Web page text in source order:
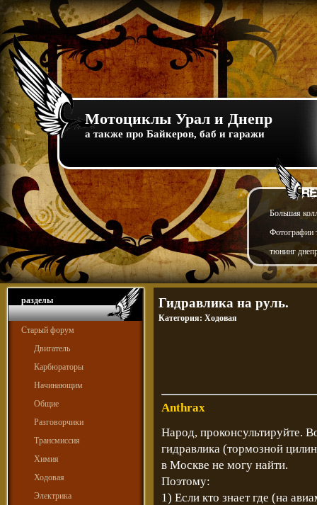
Мотоциклы Урал и Днепр
а также про Байкеров, баб и гаражи
Большая
Фотографии
тюнинг
разделы
Старый форум
Двигатель
Карбюраторы
Начинающим
Общие
Разговорчики
Трансмиссия
Химия
Ходовая
Электрика
Гидравлика на руль.
Категория: Ходовая
Anthrax
Народ, проконсультируйте.
гидравлика (тормозной
в Москве не могу найти.
Поэтому:
1) Если кто знает где (на